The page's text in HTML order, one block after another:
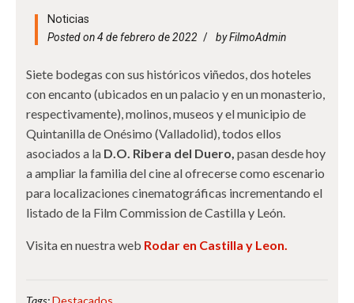
Noticias
Posted on 4 de febrero de 2022
byFilmoAdmin
Siete bodegas con sus históricos viñedos, dos hoteles
con encanto (ubicados en un palacio y en un monasterio,
respectivamente), molinos, museos y el municipio de
Quintanilla de Onésimo (Valladolid), todos ellos
asociados a la D.O. Ribera del Duero, pasan desde hoy
a ampliar la familia del cine al ofrecerse como escenario
para localizaciones cinematográficas incrementando el
listado de la Film Commission de Castilla y León.
Visita en nuestra web Rodar en Castilla y Leon.